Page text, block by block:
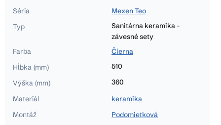
Séria
Mexen Teo
Typ
Sanitárna keramika -
závesné sety
Farba
Čierna
Hĺbka (mm)
510
Výška (mm)
360
Materiál
keramika
Montáž
Podomietková